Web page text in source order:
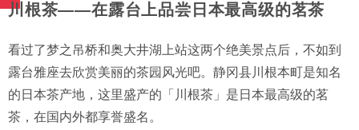
川根茶——在露台上品尝日本最高级的茗茶
看过了梦之吊桥和奥大井湖上站这两个绝美景点后，不如到
露台雅座去欣赏美丽的茶园风光吧。静冈县川根本町是知名
的日本茶产地，这里盛产的「川根茶」是日本最高级的茗
茶，在国内外都享誉盛名。